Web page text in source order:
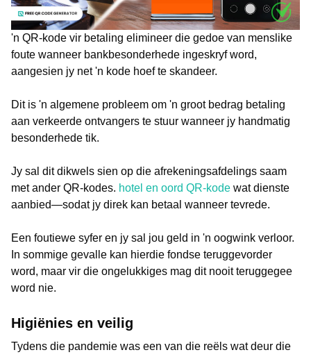
'n QR-kode vir betaling elimineer die gedoe van menslike
foute wanneer bankbesonderhede ingeskryf word,
aangesien jy net 'n kode hoef te skandeer.
Dit is 'n algemene probleem om 'n groot bedrag betaling
aan verkeerde ontvangers te stuur wanneer jy handmatig
besonderhede tik.
Jy sal dit dikwels sien op die afrekeningsafdelings saam
met ander QR-kodes. hotel en oord QR-kode wat dienste
aanbied—sodat jy direk kan betaal wanneer tevrede.
Een foutiewe syfer en jy sal jou geld in 'n oogwink verloor.
In sommige gevalle kan hierdie fondse teruggevorder
word, maar vir die ongelukkiges mag dit nooit teruggegee
word nie.
Higiënies en veilig
Tydens die pandemie was een van die reëls wat deur die